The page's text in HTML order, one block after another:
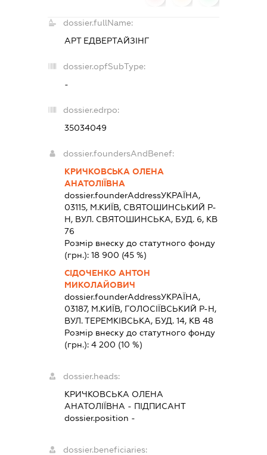
dossier.fullName:
АРТ ЕДВЕРТАЙЗІНГ
dossier.opfSubType:
-
dossier.edrpo:
35034049
dossier.foundersAndBenef:
КРИЧКОВСЬКА ОЛЕНА
АНАТОЛІЇВНА
dossier.founderAddressУКРАЇНА,
03115, М.КИЇВ, СВЯТОШИНСЬКИЙ Р-
Н, ВУЛ. СВЯТОШИНСЬКА, БУД. 6, КВ
76
Розмір внеску до статутного фонду
(грн.):18 900 (45 %)
СІДОЧЕНКО АНТОН
МИКОЛАЙОВИЧ
dossier.founderAddressУКРАЇНА,
03187, М.КИЇВ, ГОЛОСІЇВСЬКИЙ Р-Н,
ВУЛ. ТЕРЕМКІВСЬКА, БУД. 14, КВ 48
Розмір внеску до статутного фонду
(грн.):4 200 (10 %)
dossier.heads:
КРИЧКОВСЬКА ОЛЕНА
АНАТОЛІЇВНА - ПІДПИСАНТ
dossier.position -
dossier.beneficiaries: